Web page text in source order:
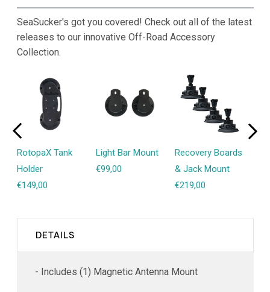
SeaSucker's got you covered! Check out all of the latest
releases to our innovative Off-Road Accessory
Collection.
RotopaX Tank
Holder
€149,00
Light Bar Mount
€99,00
Recovery Boards
& Jack Mount
€219,00
DETAILS
- Includes (1) Magnetic Antenna Mount